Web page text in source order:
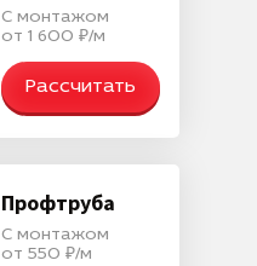
С монтажом
от 1 600 ₽/м
Рассчитать
Профтруба
С монтажом
от 550 ₽/м